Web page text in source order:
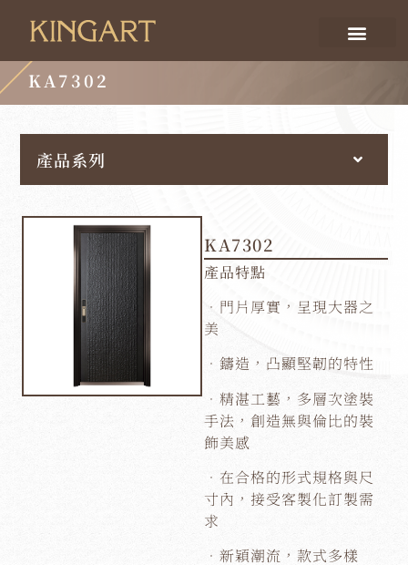
KA7302
產品系列
KA7302
產品特點
．門片厚實，呈現大器之
美
．鑄造，凸顯堅韌的特性
．精湛工藝，多層次塗裝
手法，創造無與倫比的裝
飾美感
．在合格的形式規格與尺
寸內，接受客製化訂製需
求
．新穎潮流，款式多樣